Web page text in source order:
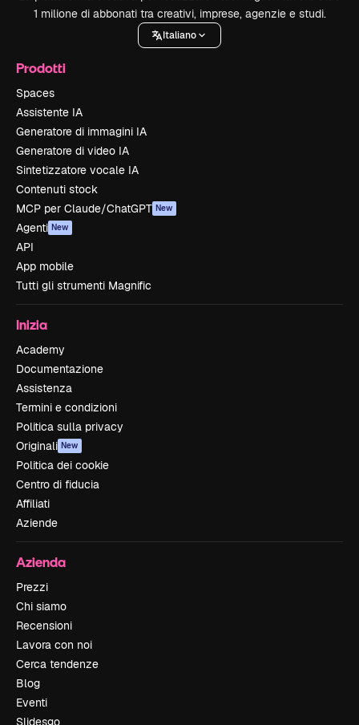
1 milione di abbonati tra creativi, imprese, agenzie e studi.
Italiano
Prodotti
Spaces
Assistente IA
Generatore di immagini IA
Generatore di video IA
Sintetizzatore vocale IA
Contenuti stock
MCP per Claude/ChatGPT New
Agenti New
API
App mobile
Tutti gli strumenti Magnific
Inizia
Academy
Documentazione
Assistenza
Termini e condizioni
Politica sulla privacy
Originali New
Politica dei cookie
Centro di fiducia
Affiliati
Aziende
Azienda
Prezzi
Chi siamo
Recensioni
Lavora con noi
Cerca tendenze
Blog
Eventi
Slidesgo